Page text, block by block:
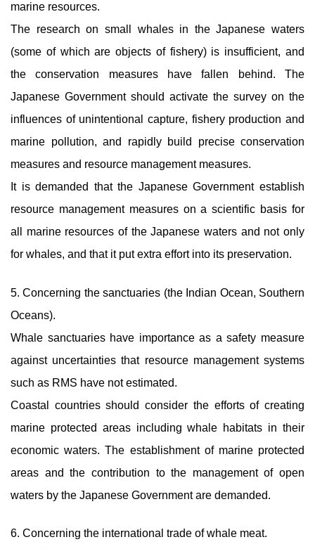
marine resources.
The research on small whales in the Japanese waters
(some of which are objects of fishery) is insufficient, and
the conservation measures have fallen behind. The
Japanese Government should activate the survey on the
influences of unintentional capture, fishery production and
marine pollution, and rapidly build precise conservation
measures and resource management measures.
It is demanded that the Japanese Government establish
resource management measures on a scientific basis for
all marine resources of the Japanese waters and not only
for whales, and that it put extra effort into its preservation.
5. Concerning the sanctuaries (the Indian Ocean, Southern
Oceans).
Whale sanctuaries have importance as a safety measure
against uncertainties that resource management systems
such as RMS have not estimated.
Coastal countries should consider the efforts of creating
marine protected areas including whale habitats in their
economic waters. The establishment of marine protected
areas and the contribution to the management of open
waters by the Japanese Government are demanded.
6. Concerning the international trade of whale meat.